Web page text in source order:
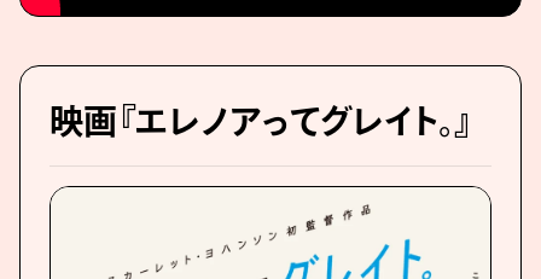
映画『エレノアってグレイト。』